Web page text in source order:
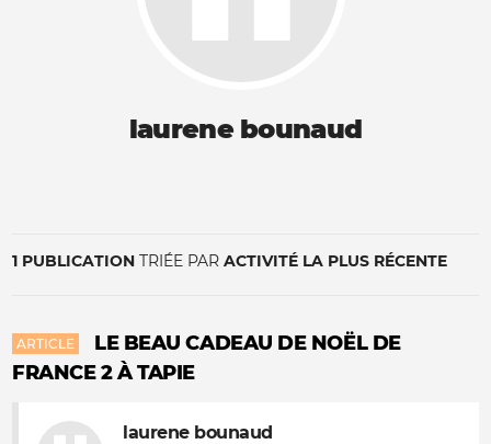
laurene bounaud
1 PUBLICATION TRIÉE PAR ACTIVITÉ LA PLUS RÉCENTE
ARTICLE
LE BEAU CADEAU DE NOËL DE
FRANCE 2 À TAPIE
laurene bounaud